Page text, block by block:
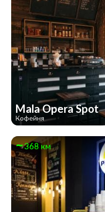
Mala Opera Spot
Кофейня
368 км